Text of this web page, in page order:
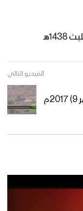
الله
الفيديو التالي